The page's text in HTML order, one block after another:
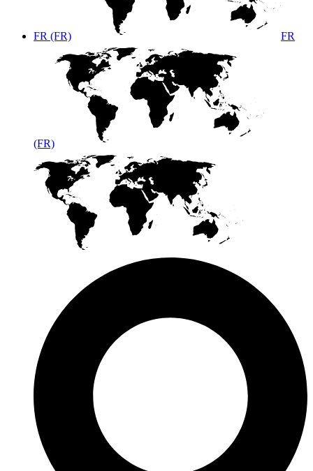
FR (FR) FR
(FR)